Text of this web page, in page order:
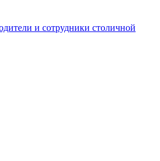
и сотрудники столичной